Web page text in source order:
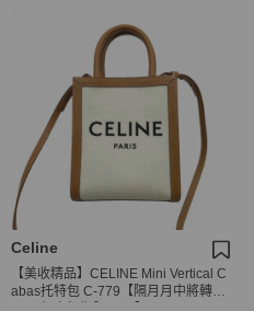
Celine
【美收精品】CELINE Mini Vertical C
abas托特包 C-779【隔月月中將轉賣